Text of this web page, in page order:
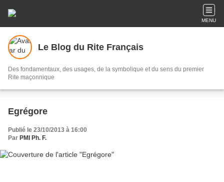
MENU
Le Blog du Rite Français
Des fondamentaux, des usages, de la symbolique et du sens du premier
Rite maçonnique
Egrégore
Publié le 23/10/2013 à 16:00
Par PMI Ph. F.